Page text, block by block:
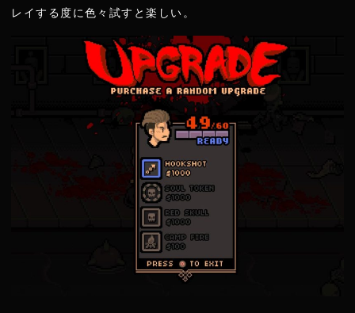
レイする度に色々試すと楽しい。